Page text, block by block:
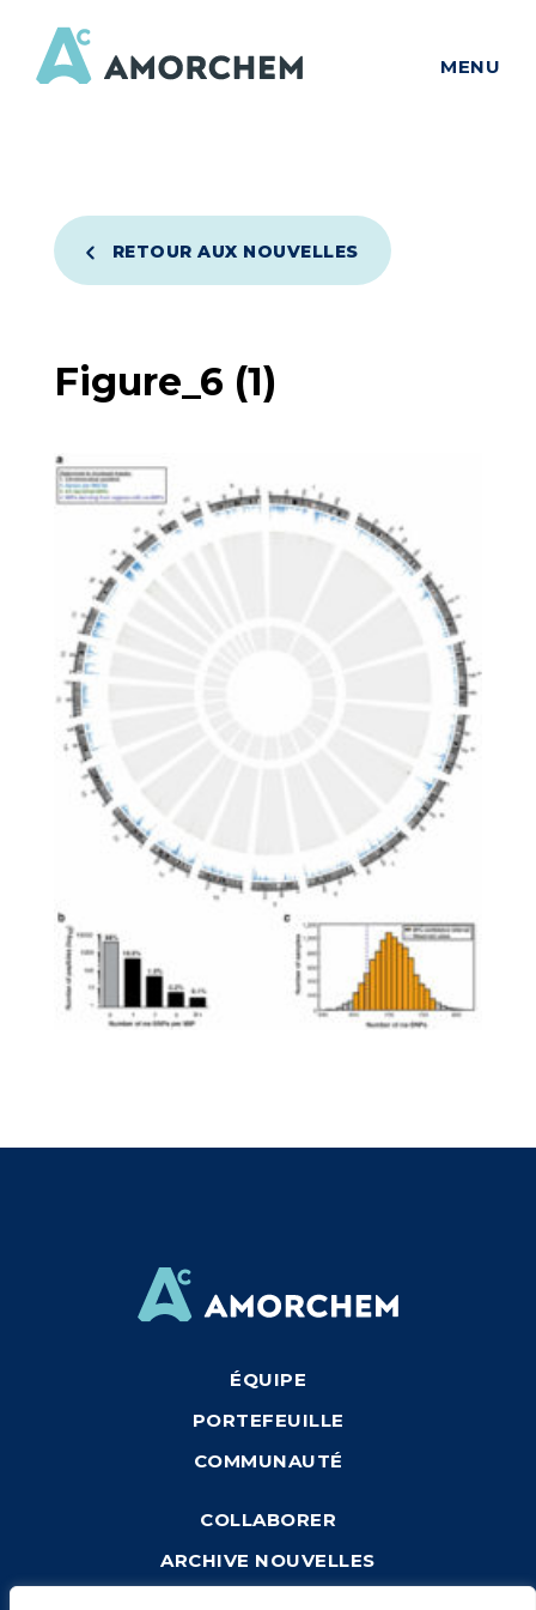
MENU
RETOUR AUX NOUVELLES
Figure_6 (1)
ÉQUIPE
PORTEFEUILLE
COMMUNAUTÉ
COLLABORER
ARCHIVE NOUVELLES